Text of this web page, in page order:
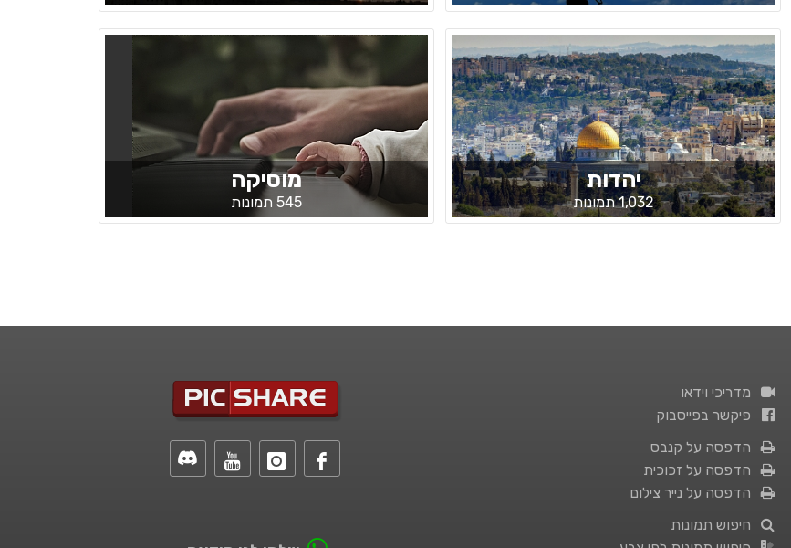
יהדות
1,032 תמונות
מוסיקה
545 תמונות
מדריכי וידאו
פיקשר בפייסבוק
הדפסה על קנבס
הדפסה על זכוכית
הדפסה על נייר צילום
חיפוש תמונות